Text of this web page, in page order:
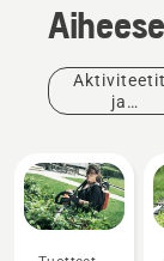
Aktiviteetit
ja